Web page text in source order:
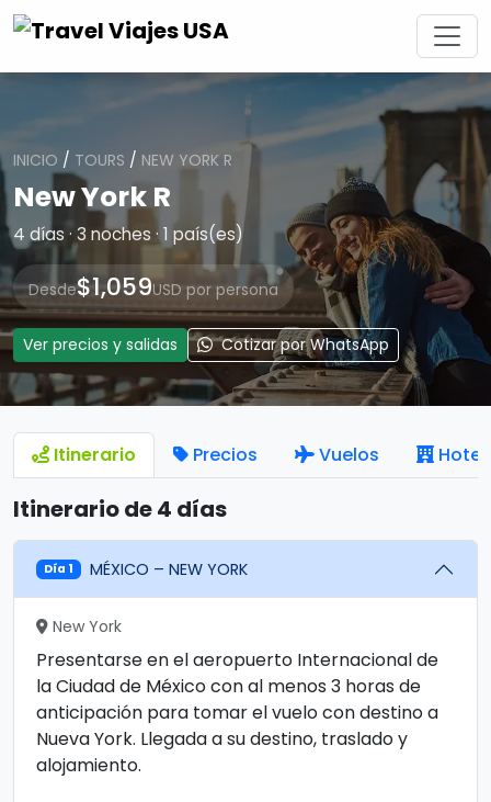
INICIO / TOURS / NEW YORK R
New York R
4 días · 3 noches · 1 país(es)
Desde$1,059USD por persona
Ver precios y salidas Cotizar por WhatsApp
Itinerario Precios Vuelos
Itinerario de 4 días
Día 1 MÉXICO – NEW YORK
New York
Presentarse en el aeropuerto Internacional de
la Ciudad de México con al menos 3 horas de
anticipación para tomar el vuelo con destino a
Nueva York. Llegada a su destino, traslado y
alojamiento.